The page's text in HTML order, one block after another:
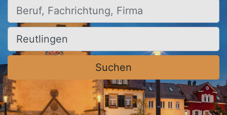
Beruf, Fachrichtung, Firma
Ort, Stadt
Suchen